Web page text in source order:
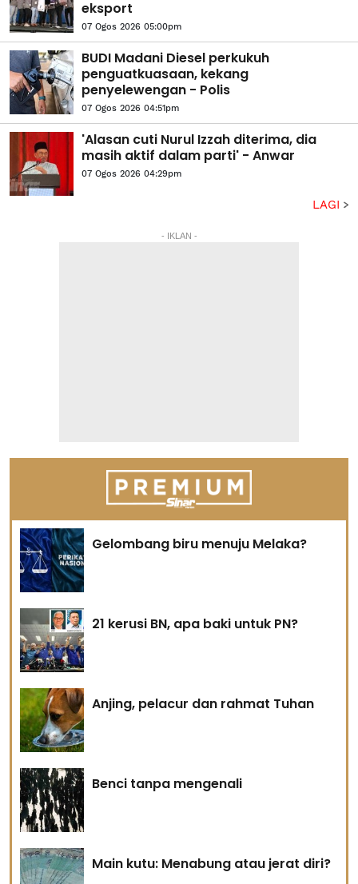
eksport
07 Ogos 2026 05:00pm
BUDI Madani Diesel perkukuh
penguatkuasaan, kekang
penyelewengan - Polis
07 Ogos 2026 04:51pm
'Alasan cuti Nurul Izzah diterima, dia
masih aktif dalam parti' - Anwar
07 Ogos 2026 04:29pm
LAGI
- IKLAN -
Gelombang biru menuju Melaka?
21 kerusi BN, apa baki untuk PN?
Anjing, pelacur dan rahmat Tuhan
Benci tanpa mengenali
Main kutu: Menabung atau jerat diri?